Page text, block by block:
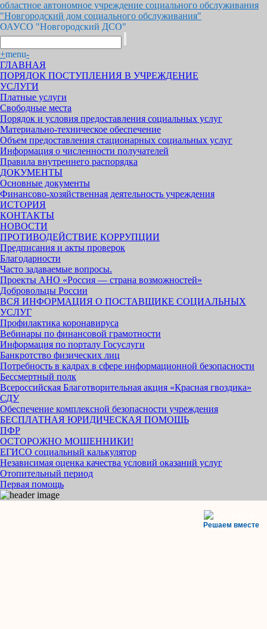
областное автономное учреждение социального обслуживания
"Новгородский дом социального обслуживания"
ОАУСО "Новгородский ДСО"
+menu-
ГЛАВНАЯ
ПОРЯДОК ПОСТУПЛЕНИЯ В УЧРЕЖДЕНИЕ
УСЛУГИ
Платные услуги
Свободные места
Порядок и условия предоставления социальных услуг
Материально-техническое обеспечение
Объем предоставления стационарных социальных услуг
Информация о численности получателей
Правила внутреннего распорядка
ДОКУМЕНТЫ
Основные документы
Финансово-хозяйственная деятельность учреждения
ИСТОРИЯ
КОНТАКТЫ
НОВОСТИ
ПРОТИВОДЕЙСТВИЕ КОРРУПЦИИ
Предписания и акты проверок
Благодарности
Часто задаваемые вопросы.
Проекты АНО «Россия — страна возможностей»
Добровольцы России
ВСЯ ИНФОРМАЦИЯ О ПОСТАВЩИКЕ СОЦИАЛЬНЫХ
УСЛУГ
Профилактика коронавируса
Вебинары по финансовой грамотности
Информация по порталу Госуслуги
Банкротство физических лиц
Потребность в кадрах в сфере информационной безопасности
Бессмертный полк
Всероссийская Благотворительная акция «Красная гвоздика»
СДУ
Обеспечение комплексной безопасности учреждения
БЕСПЛАТНАЯ ЮРИДИЧЕСКАЯ ПОМОЩЬ
ПФР
ОСТОРОЖНО МОШЕННИКИ!
ЕГИСО социальный калькулятор
Независимая оценка качества условий оказаний услуг
Отопительный период
Первая помощь
Решаем вместе